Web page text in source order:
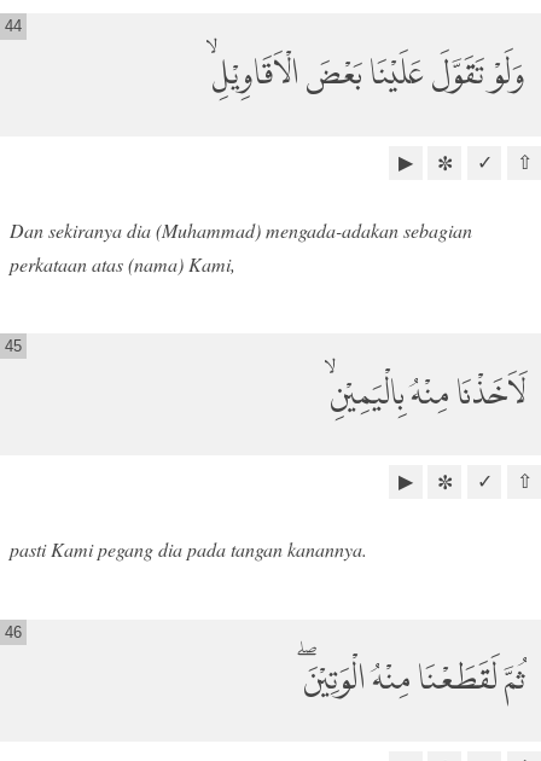
وَلَوْ تَقَوَّلَ عَلَيْنَا بَعْضَ الْاَقَاوِيْلِۙ
44
⇧
✓
✼
▶
Dan sekiranya dia (Muhammad) mengada-adakan sebagian
perkataan atas (nama) Kami,
لَاَخَذْنَا مِنْهُ بِالْيَمِيْنِۙ
45
⇧
✓
✼
▶
pasti Kami pegang dia pada tangan kanannya.
ثُمَّ لَقَطَعْنَا مِنْهُ الْوَتِيْنَۖ
46